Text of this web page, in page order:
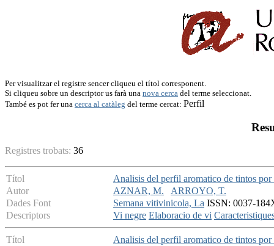
Per visualitzar el registre sencer cliqueu el títol corresponent.
Si cliqueu sobre un descriptor us farà una nova cerca del terme seleccionat.
També es pot fer una cerca al catàleg del terme cercat: Perfil
Registres trobats: 36
Títol
Analisis del perfil aromatico de tintos
Autor
AZNAR, M.
ARROYO, T.
Dades Font
Semana vitivinicola, La ISSN: 0037-
Descriptors
Vi negre Elaboracio de vi
Títol
Analisis del perfil aromatico de tintos por